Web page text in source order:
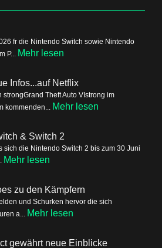
fr die Nintendo Switch sowie Nintendo
P... Mehr lesen
Infos...auf Netflix
Theft Auto VIstrong im
kommenden... Mehr lesen
& Switch 2
die Nintendo Switch 2 bis zum 30 Juni
Mehr lesen
zu den Kämpfern
und Schurken hervor die sich
a... Mehr lesen
gewährt neue Einblicke